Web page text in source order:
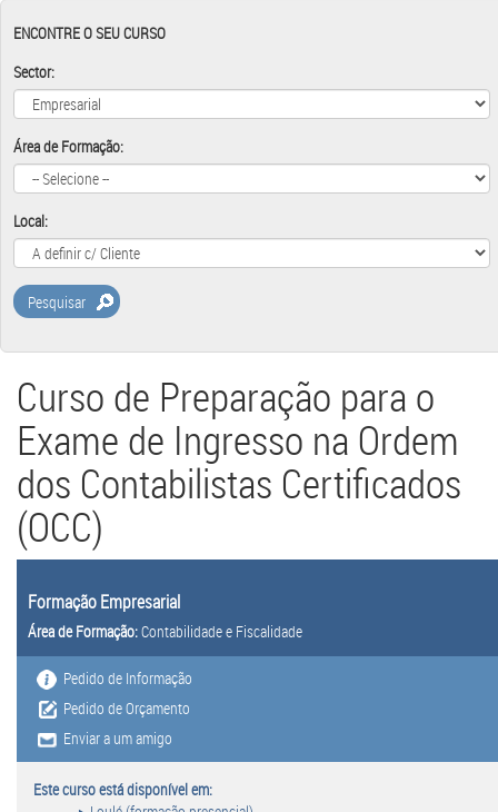
ENCONTRE O SEU CURSO
Sector:
Área de Formação:
Local:
Pesquisar
Curso de Preparação para o
Exame de Ingresso na Ordem
dos Contabilistas Certificados
(OCC)
Formação Empresarial
Área de Formação:Contabilidade e Fiscalidade
Pedido de Informação
Pedido de Orçamento
Enviar a um amigo
Este curso está disponível em: